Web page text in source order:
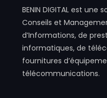
BENIN DIGITAL est une
Conseils et
d’Informations, de
informatiques, de
fournitures
télécommunications.